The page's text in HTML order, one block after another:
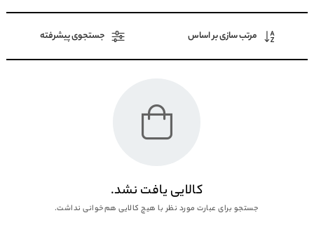
مرتب سازی بر اساس جستجوی پیشرفته
کالایی یافت نشد.
جستجو برای عبارت مورد نظر با هیچ کالایی هم‌خوانی نداشت.